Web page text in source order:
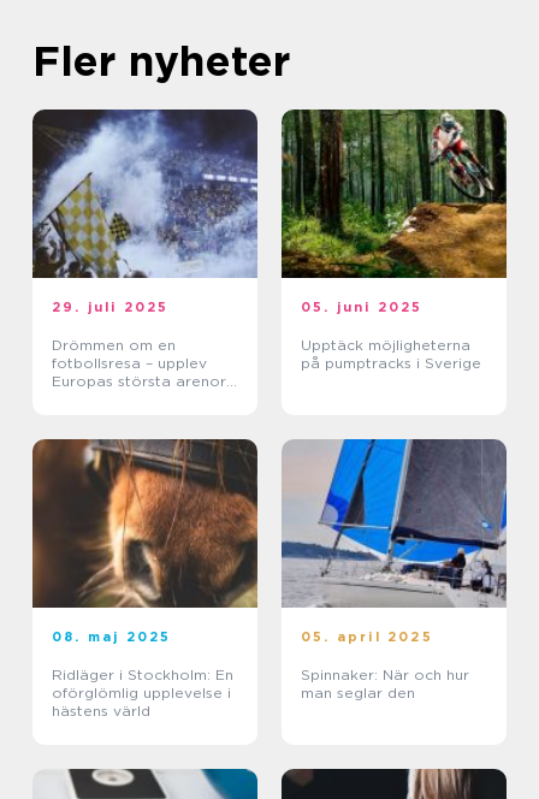
Fler nyheter
29. juli 2025
Drömmen om en
fotbollsresa – upplev
Europas största arenor
05. juni 2025
Upptäck möjligheterna
på pumptracks i Sverige
08. maj 2025
Ridläger i Stockholm: En
oförglömlig upplevelse i
hästens värld
05. april 2025
Spinnaker: När och hur
man seglar den